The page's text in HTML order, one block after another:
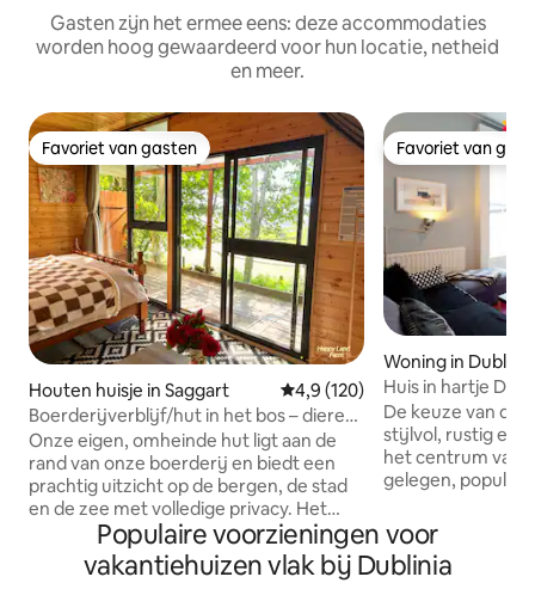
Gasten zijn het ermee eens: deze accommodaties
worden hoog gewaardeerd voor hun locatie, netheid
en meer.
Favoriet van gasten
Favoriet van gasten
Houten huisje in Saggart Gemiddelde beoordeling van
4,9 (120)
Boerderijverblijf/hut in het bos – dieren
en natuur
Onze eigen, omheinde hut ligt aan de
rand van onze boerderij en biedt een
prachtig uitzicht op de bergen, de stad
en de zee met volledige privacy. Het
heeft een warme douche,
koffiezetapparaat, gefilterd water,
waterkoker, gasverwarming, elektrische
Favoriet van
Favoriet van
Woning in Dublin
Huis in hartje
De keuze van de
stijlvol, rustig en
het centrum van
gelegen,
Slaapplaatsen 6
bedden, 4/5 in 2
met inbegrip van
Populaire voorzieningen voor
vakantiehuizen vlak bij Dublinia